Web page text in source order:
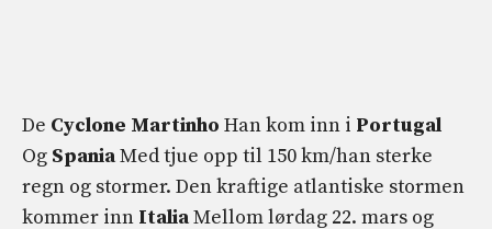
De Cyclone Martinho Han kom inn i Portugal
Og SpaniaMed tjue opp til 150 km/han sterke
regn og stormer. Den kraftige atlantiske stormen
kommer inn ItaliaMellom lørdag 22. mars og